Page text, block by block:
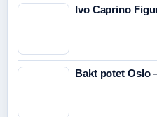
Ivo Caprino
Bakt potet Oslo